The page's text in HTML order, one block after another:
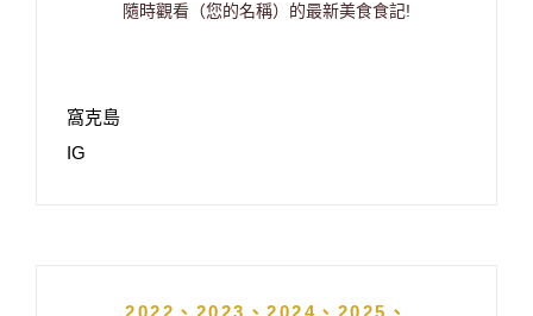
隨時觀看（您的名稱）的最新美食食記!
窩克島
IG